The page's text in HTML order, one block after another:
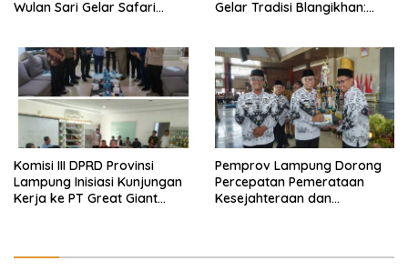
Wulan Sari Gelar Safari
Gelar Tradisi Blangikhan:
Hijriah
Komisi III DPRD Provinsi
Lampung Inisiasi Kunjungan
Kerja ke PT Great Giant
Pemprov Lampung Dorong
Percepatan Pemerataan
Kesejahteraan dan